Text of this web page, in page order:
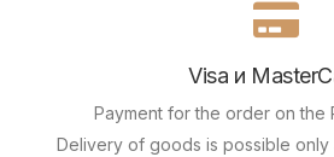
Visa и
Payment for the order on the
Delivery of goods is possible